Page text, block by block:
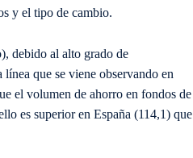
y el tipo de cambio.
debido al alto grado de
que se viene observando en
el volumen de ahorro en fondos de
es superior en España (114,1) que